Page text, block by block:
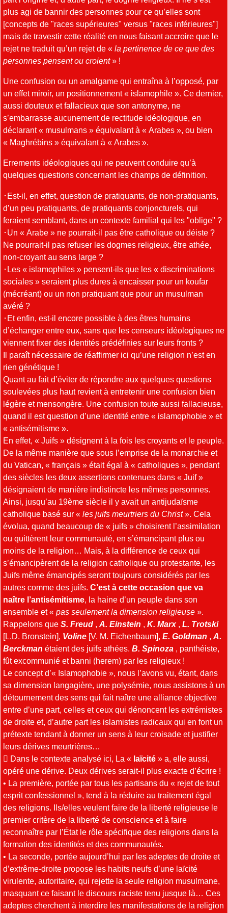
plus agi de bannir des personnes pour ce qu’elles sont
[concepts de "races supérieures" versus "races inférieures"]
mais de travestir cette réalité en nous faisant accroire que le
rejet ne traduit qu’un rejet de « la pertinence de ce que des
personnes pensent ou croient» !
Une confusion ou un amalgame qui entraîna à l’opposé, par
un effet miroir, un positionnement « islamophile ». Ce dernier,
aussi douteux et fallacieux que son antonyme, ne
s’embarrasse aucunement de rectitude idéologique, en
déclarant « musulmans » équivalant à « Arabes », ou bien
« Maghrébins » équivalant à « Arabes ».
Errements idéologiques qui ne peuvent conduire qu’à
quelques questions concernant les champs de définition.
･Est-il, en effet, question de pratiquants, de non-pratiquants,
d’un peu pratiquants, de pratiquants conjoncturels, qui
feraient semblant, dans un contexte familial qui les "oblige" ?
･Un « Arabe » ne pourrait-il pas être catholique ou déiste ?
Ne pourrait-il pas refuser les dogmes religieux, être athée,
non-croyant au sens large ?
･Les « islamophiles » pensent-ils que les « discriminations
sociales » seraient plus dures à encaisser pour un koufar
(mécréant) ou un non pratiquant que pour un musulman
avéré ?
･Et enfin, est-il encore possible à des êtres humains
d’échanger entre eux, sans que les censeurs idéologiques ne
viennent fixer des identités prédéfinies sur leurs fronts ?
Il paraît nécessaire de réaffirmer ici qu’une religion n’est en
rien génétique !
Quant au fait d’éviter de répondre aux quelques questions
soulevées plus haut revient à entretenir une confusion bien
légère et mensongère. Une confusion toute aussi fallacieuse,
quand il est question d’une identité entre « islamophobie » et
« antisémitisme ».
En effet, « Juifs » désignent à la fois les croyants et le peuple.
De la même manière que sous l’emprise de la monarchie et
du Vatican, « français » était égal à « catholiques », pendant
des siècles les deux assertions contenues dans « Juif »
désignaient de manière indistincte les mêmes personnes.
Ainsi, jusqu’au 19ème siècle il y avait un antijudaïsme
catholique basé sur « les juifs meurtriers du Christ». Cela
évolua, quand beaucoup de « juifs » choisirent l’assimilation
ou quittèrent leur communauté, en s’émancipant plus ou
moins de la religion… Mais, à la différence de ceux qui
s’émancipèrent de la religion catholique ou protestante, les
Juifs même émancipés seront toujours considérés par les
autres comme des juifs. C’est à cette occasion que va
naître l’antisémitisme, la haine d’un peuple dans son
ensemble et « pas seulement la dimension religieuse ».
Rappelons que S. Freud , A. Einstein , K. Marx , L. Trotski
[L.D. Bronstein], Voline [V. M. Eichenbaum], E. Goldman , A.
Berckman étaient des juifs athées. B. Spinoza , panthéiste,
fût excommunié et banni (herem) par les religieux !
Le concept d’« Islamophobie », nous l’avons vu, étant, dans
sa dimension langagière, une polysémie, nous assistons à un
détournement des sens qui fait naître une alliance objective
entre d’une part, celles et ceux qui dénoncent les extrémistes
de droite et, d’autre part les islamistes radicaux qui en font un
prétexte tendant à donner un sens à leur croisade et justifier
leurs dérives meurtrières…
 Dans le contexte analysé ici, La « laïcité » a, elle aussi,
opéré une dérive. Deux dérives serait-il plus exacte d’écrire !
• La première, portée par tous les partisans du « rejet de tout
esprit confessionnel », tend à la réduire au traitement égal
des religions. Ils/elles veulent faire de la liberté religieuse le
premier critère de la liberté de conscience et à faire
reconnaître par l’État le rôle spécifique des religions dans la
formation des identités et des communautés.
• La seconde, portée aujourd’hui par les adeptes de droite et
d’extrême-droite propose les habits neufs d’une laïcité
virulente, autoritaire, qui rejette la seule religion musulmane,
masquant ce faisant le discours raciste tenu jusque là… Ces
adeptes cherchent à interdire les manifestations de la religion